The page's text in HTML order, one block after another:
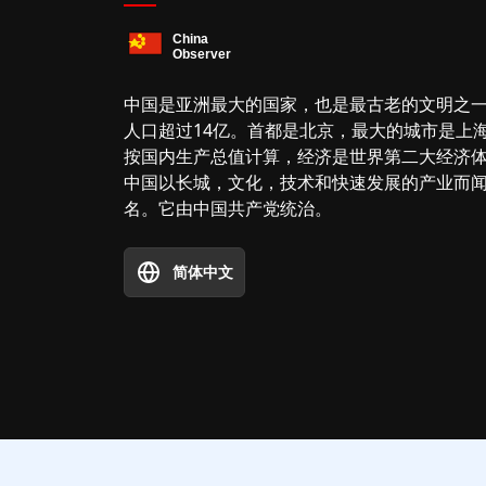
中国是亚洲最大的国家，也是最古老的文明之一
人口超过14亿。首都是北京，最大的城市是上海
按国内生产总值计算，经济是世界第二大经济体
中国以长城，文化，技术和快速发展的产业而闻
名。它由中国共产党统治。
简体中文